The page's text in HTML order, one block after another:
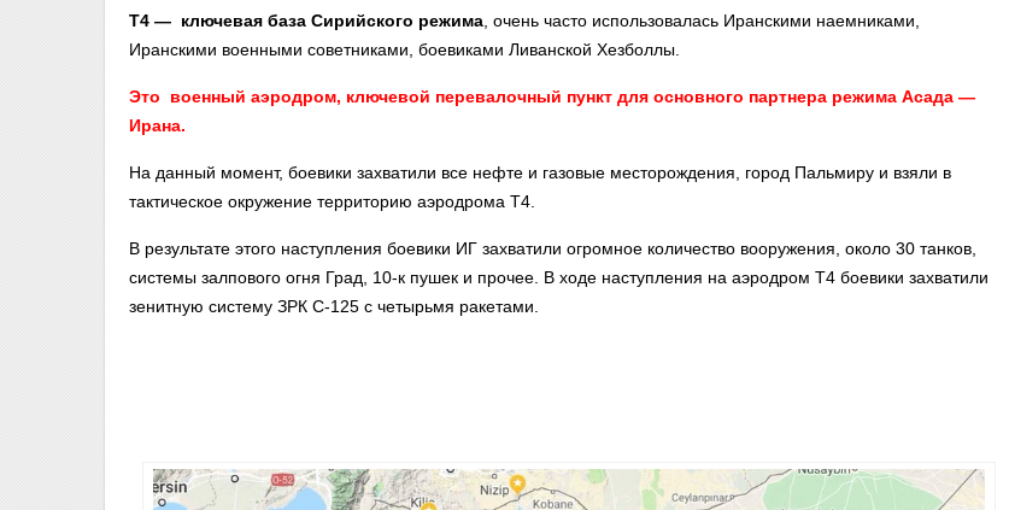
Т4 — ключевая база Сирийского режима , очень часто использовалась Иранскими наемниками,
Иранскими военными советниками, боевиками Ливанской Хезболлы.
Это военный аэродром, ключевой перевалочный пункт для основного партнера режима Асада —
Ирана.
На данный момент, боевики захватили все нефте и газовые месторождения, город Пальмиру и взяли в
тактическое окружение территорию аэродрома Т4.
В результате этого наступления боевики ИГ захватили огромное количество вооружения, около 30 танков,
системы залпового огня Град, 10-к пушек и прочее. В ходе наступления на аэродром Т4 боевики захватили
зенитную систему ЗРК С-125 с четырьмя ракетами.